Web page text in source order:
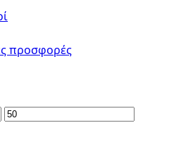
προσφορές